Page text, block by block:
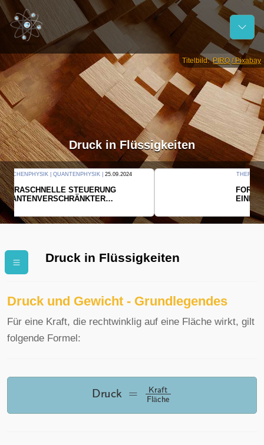
Titelbild:PIRO / Pixabay
Druck in Flüssigkeiten
THERMODYNAMIK | WELLENLEHRE |
FORSCHER ERZEUGEN
EINDIMENSIONALES GAS AUS LICHT
Druck in Flüssigkeiten
Druck und Gewicht - Grundlegendes
Für eine Kraft, die rechtwinklig auf eine Fläche wirkt, gilt
folgende Formel:
Druck KraftFl